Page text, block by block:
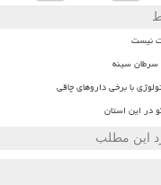
نیست
سرطان سینه
با برخی داروهای چاقی
در این استان
این مطلب